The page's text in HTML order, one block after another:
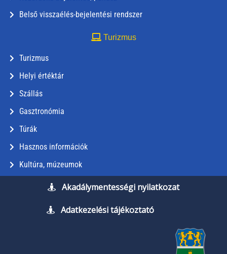
Belső visszaélés-bejelentési rendszer
Turizmus
Turizmus
Helyi értéktár
Szállás
Gasztronómia
Túrák
Hasznos információk
Kultúra, múzeumok
Akadálymentességi nyilatkozat
Adatkezelési tájékoztató